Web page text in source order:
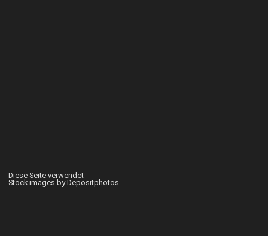
Diese Seite verwendet
Stock images by Depositphotos